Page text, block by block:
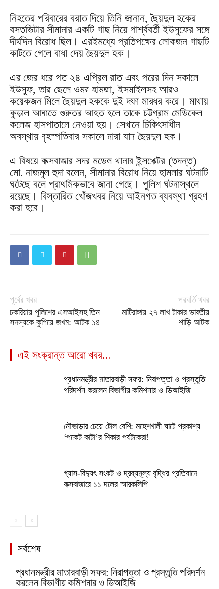
নিহতের পরিবারের বরাত দিয়ে তিনি জানান, ছৈয়দুল হকের
বসতভিটার সীমানার একটি গাছ নিয়ে পার্শ্ববর্তী ইউসুফের সঙ্গে
দীর্ঘদিন বিরোধ ছিল। এরইমধ্যে প্রতিপক্ষের লোকজন গাছটি
কাটতে গেলে বাধা দেয় ছৈয়দুল হক।
এর জের ধরে গত ২৪ এপ্রিল রাত এবং পরের দিন সকালে
ইউসুফ, তার ছেলে ওমর হামজা, ইসমাইলসহ আরও
কয়েকজন মিলে ছৈয়দুল হককে দুই দফা মারধর করে। মাথায়
কুড়াল আঘাতে গুরুতর আহত হলে তাকে চট্টগ্রাম মেডিকেল
কলেজ হাসপাতালে নেওয়া হয়। সেখানে চিকিৎসাধীন
অবস্থায় বৃহস্পতিবার সকালে মারা যান ছৈয়দুল হক।
এ বিষয়ে কক্সবাজার সদর মডেল থানার ইন্সপেক্টর (তদন্ত)
মো. নাজমুল হুদা বলেন, সীমানার বিরোধ নিয়ে হামলার ঘটনাটি
ঘটেছে বলে প্রাথমিকভাবে জানা গেছে। পুলিশ ঘটনাস্থলে
রয়েছে। বিস্তারিত খোঁজখবর নিয়ে আইনগত ব্যবস্থা গ্রহণ
করা হবে।
পূর্বের খবর
চকরিয়ায় পুলিশের এসআইসহ তিন
সদস্যকে কুপিয়ে জখম: আটক ১৪
পরবর্তি খবর
মা‌টিরাঙ্গায় ২৭ লাখ টাকার ভারতীয়
শাড়ি আটক
এই সংক্রান্ত আরো খবর...
প্রধানমন্ত্রীর মাতারবাড়ী সফর: নিরাপত্তা ও প্রস্তুতি
পরিদর্শন করলেন বিভাগীয় কমিশনার ও ডিআইজি
নৌভাড়ার চেয়ে টোল বেশি: মহেশখালী ঘাটে প্রকাশ্য
‘পকেট কাটা’র শিকার পর্যটকেরা!
গ্যাস-বিদ্যুৎ সংকট ও দ্রব্যমূল্য বৃদ্ধির প্রতিবাদে
কক্সবাজারে ১১ দলের স্মারকলিপি
সর্বশেষ
প্রধানমন্ত্রীর মাতারবাড়ী সফর: নিরাপত্তা ও প্রস্তুতি পরিদর্শন
করলেন বিভাগীয় কমিশনার ও ডিআইজি